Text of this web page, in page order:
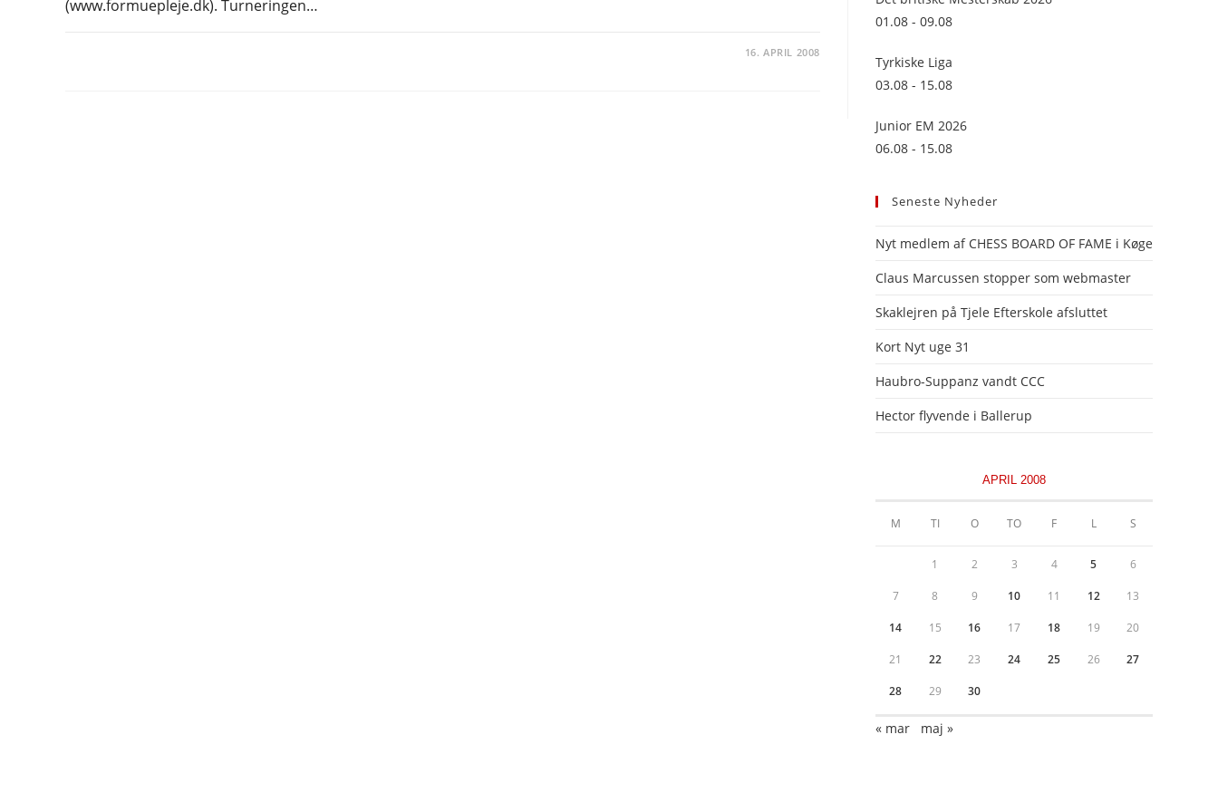
(www.formuepleje.dk). Turneringen…
16. APRIL 2008
01.08 - 09.08
Tyrkiske Liga
03.08 - 15.08
Junior EM 2026
06.08 - 15.08
Seneste Nyheder
Nyt medlem af CHESS BOARD OF FAME i Køge
Claus Marcussen stopper som webmaster
Skaklejren på Tjele Efterskole afsluttet
Kort Nyt uge 31
Haubro-Suppanz vandt CCC
Hector flyvende i Ballerup
APRIL 2008
M TI O TO F L S
1 2 3 4 5 6
7 8 9 10 11 12 13
14 15 16 17 18 19 20
21 22 23 24 25 26 27
28 29 30
« mar maj »